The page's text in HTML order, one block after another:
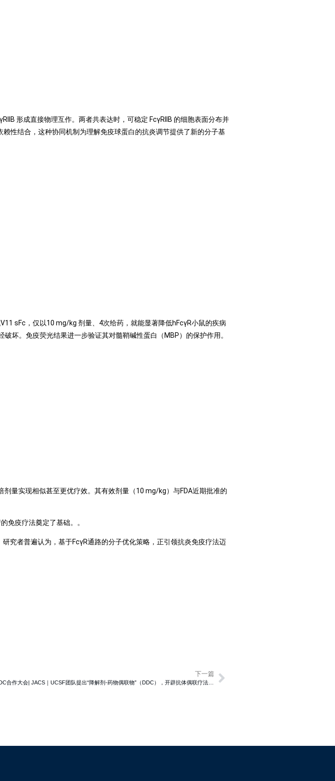
形成直接物理互作。两者共表达时，可稳定 FcγRIIB 的细胞表面分布并
性结合，这种协同机制为理解免疫球蛋白的抗炎调节提供了新的分子基
sFc，仅以10 mg/kg 剂量、4次给药，就能显著降低hFcγR小鼠的疾病
坏。免疫荧光结果进一步验证其对髓鞘碱性蛋白（MBP）的保护作用。
量实现相似甚至更优疗效。其有效剂量（10 mg/kg）与FDA近期批准的
免疫疗法奠定了基础。。
究者普遍认为，基于FcγR通路的分子优化策略，正引领抗炎免疫疗法迈
下一篇
2026创新药抗体&ADC合作大会| JACS｜UCSF团队提出“降解剂-药物偶联物”（DDC），开辟抗体偶联疗法新方向